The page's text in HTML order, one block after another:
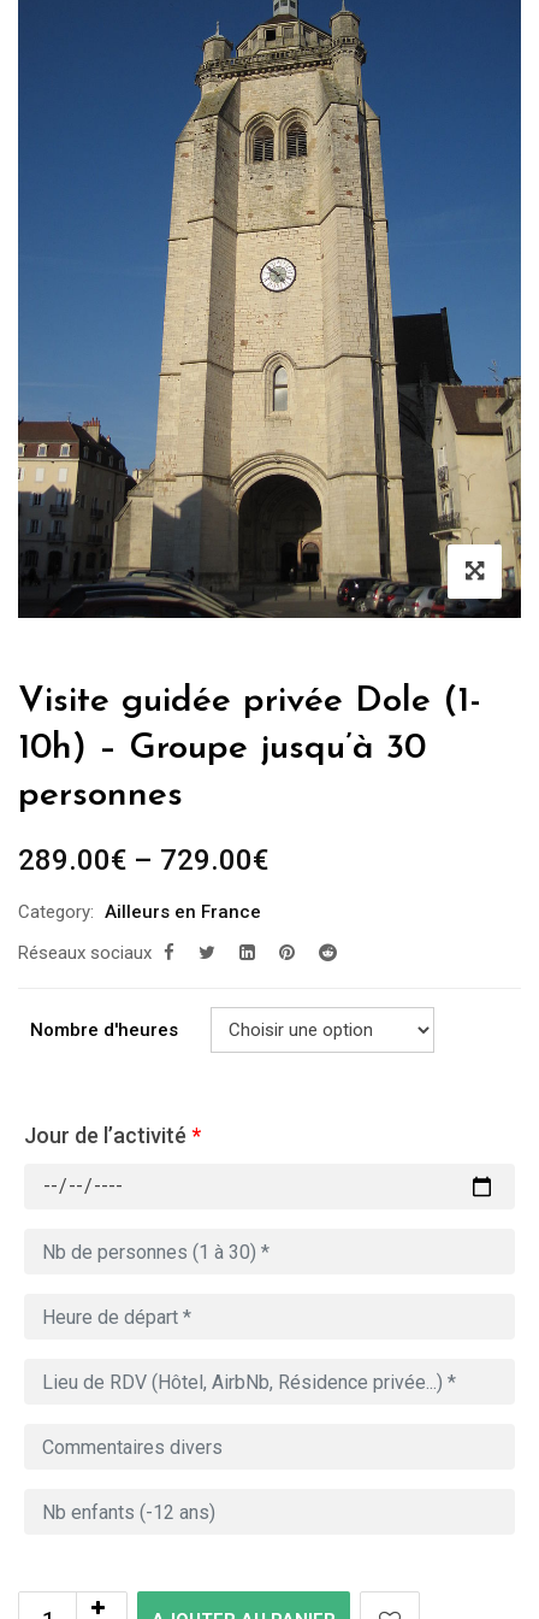
Visite guidée privée Dole (1-
10h) – Groupe jusqu’à 30
personnes
289.00€ – 729.00€
Category: Ailleurs en France
Réseaux sociaux
Nombre d'heures
Jour de l’activité *